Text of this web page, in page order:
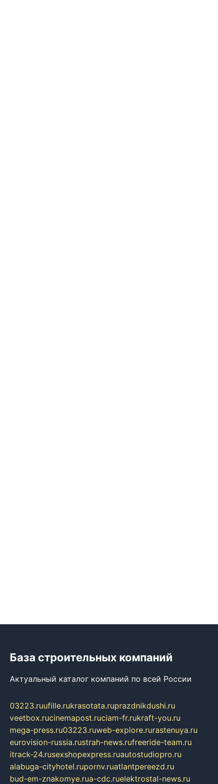
База строительных компаний
Актуальный каталог компаний по всей России
03223.ruufille.rukrasotata.ruprazdnikdushi.ru
veetbox.rucinemapost.ruciam-fr.rukraft-you.ru
mega-press.ru03223.ruweb-explore.rurastenuya.ru
eurovision-russia.rustrah-news.rufreeride-team.ru
itrack-24.rusexshopexpress.ruautostudiopro.ru
alabuga-cityhotel.rupornv.ruatlantpereezd.ru
bud-em-znakomye.rua-cdc.ruelektrostal-news.ru